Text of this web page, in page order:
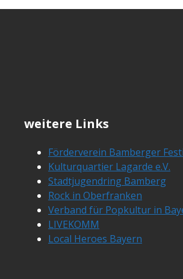
weitere Links
Förderverein Bamberger
Kulturquartier Lagarde e.V.
Stadtjugendring Bamberg
Rock in Oberfranken
Verband für Popkultur in
LIVEKOMM
Local Heroes Bayern